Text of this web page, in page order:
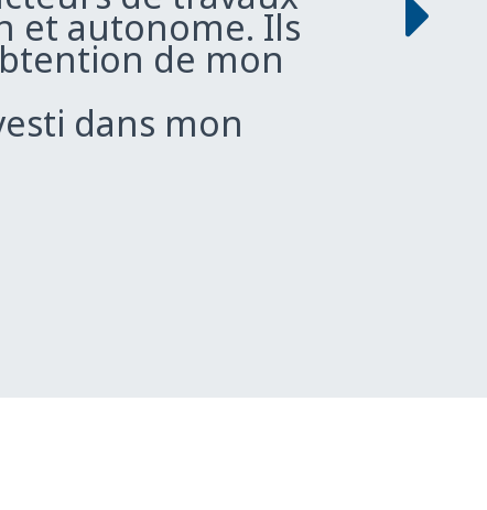
et autonome. Ils
de mon
dans mon